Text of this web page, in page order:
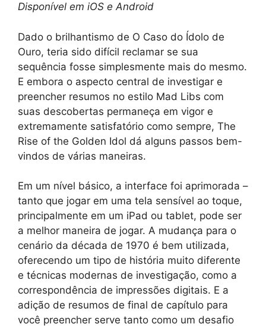
Disponível em iOS e Android
Dado o brilhantismo de O Caso do Ídolo de
Ouro, teria sido difícil reclamar se sua
sequência fosse simplesmente mais do mesmo.
E embora o aspecto central de investigar e
preencher resumos no estilo Mad Libs com
suas descobertas permaneça em vigor e
extremamente satisfatório como sempre, The
Rise of the Golden Idol dá alguns passos bem-
vindos de várias maneiras.
Em um nível básico, a interface foi aprimorada –
tanto que jogar em uma tela sensível ao toque,
principalmente em um iPad ou tablet, pode ser
a melhor maneira de jogar. A mudança para o
cenário da década de 1970 é bem utilizada,
oferecendo um tipo de história muito diferente
e técnicas modernas de investigação, como a
correspondência de impressões digitais. E a
adição de resumos de final de capítulo para
você preencher serve tanto como um desafio